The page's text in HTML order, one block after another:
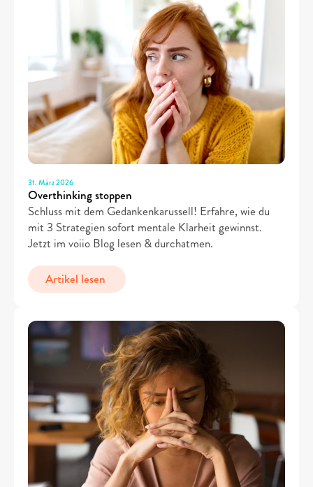
31. März 2026
Overthinking stoppen
Schluss mit dem Gedankenkarussell! Erfahre, wie du
mit 3 Strategien sofort mentale Klarheit gewinnst.
Jetzt im voiio Blog lesen & durchatmen.
Artikel lesen